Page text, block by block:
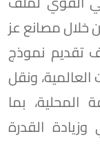
خلال مصانع عز
تقديم نموذج
ونقل
المحلية، بما
القدرة